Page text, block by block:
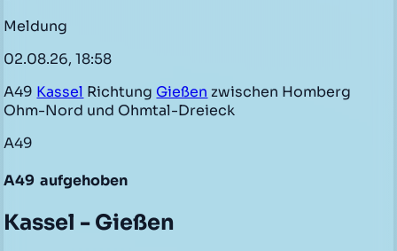
Meldung
02.08.26, 18:58
A49 Kassel Richtung Gießen zwischen Homberg
Ohm-Nord und Ohmtal-Dreieck
A49
A49 aufgehoben
Kassel - Gießen